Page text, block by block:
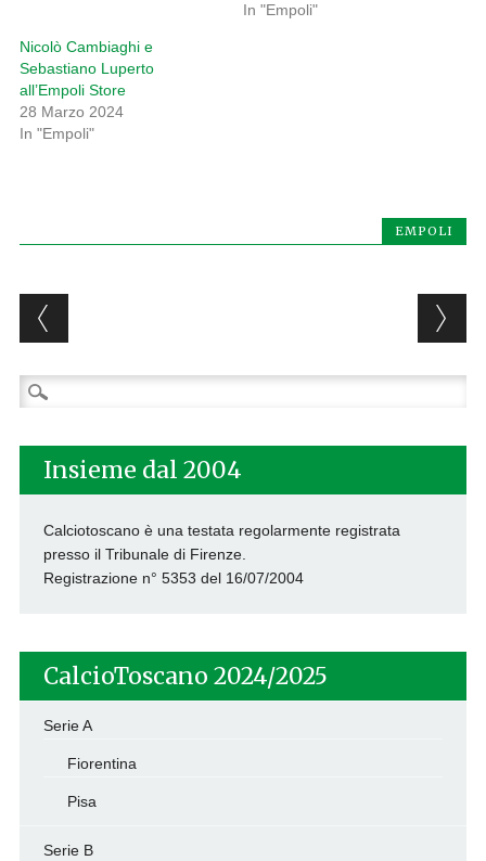
In "Empoli"
Nicolò Cambiaghi e
Sebastiano Luperto
all’Empoli Store
28 Marzo 2024
In "Empoli"
EMPOLI
Post navigation
Ricerca
per:
Insieme dal 2004
Calciotoscano è una testata regolarmente registrata
presso il Tribunale di Firenze.
Registrazione n° 5353 del 16/07/2004
CalcioToscano 2024/2025
Serie A
Fiorentina
Pisa
Serie B